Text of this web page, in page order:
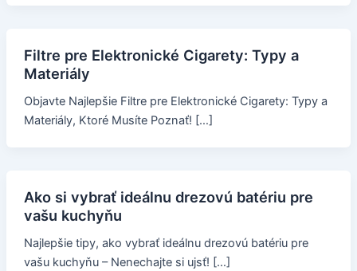
Filtre pre Elektronické Cigarety: Typy a
Materiály
Objavte Najlepšie Filtre pre Elektronické Cigarety: Typy a
Materiály, Ktoré Musíte Poznať! […]
Ako si vybrať ideálnu drezovú batériu pre
vašu kuchyňu
Najlepšie tipy, ako vybrať ideálnu drezovú batériu pre
vašu kuchyňu – Nenechajte si ujsť! […]